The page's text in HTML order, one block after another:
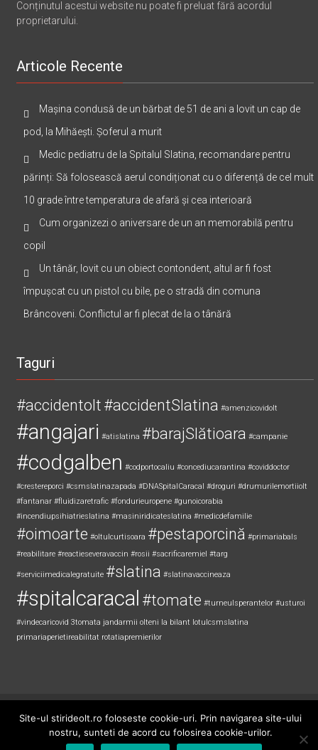
Conținutul acestui website nu poate fi preluat fără acordul
proprietarului.
Articole Recente
Mașina condusă de un bărbat de 51 de ani a lovit un cap de
pod, la Mihăești. Șoferul a murit
Medic pediatru de la Spitalul Slatina, recomandare pentru
părinți: Să folosească aerul condiționat cu o diferență de cel mult
10 grade între temperatura de afară și cea interioară
Cum organizezi o aniversare de un an memorabilă pentru
copil
Un tânăr, lovit cu un obiect contondent, altul ar fi fost
împușcat cu un pistol cu bile, pe o stradă din comuna
Brâncoveni. Conflictul ar fi plecat de la o tânără
Taguri
#accidentolt #accidentSlatina #amenzicovidolt
#angajari #atislatina #barajSlătioara #campanie
#codgalben #codportocaliu #concediucarantina #coviddoctor
#crestereporci #csmslatinazapada #DNASpitalCaracal #droguri #drumurilemortiiolt
#fantanar #fluidizaretrafic #fondurieuropene #gunoicorabia
#incendiupsihiatrieslatina #masiniridicateslatina #medicdefamilie
#oimoarte #oltulcurtisoara #pestaporcină #primariabals
#reabilitare #reactieseveravaccin #rosii #sacrificaremiel #targ
#serviciimedicalegratuite #slatina #slatinavaccineaza
#spitalcaracal #tomate #turneulsperantelor #usturoi
#vindecaricovid 3tomata jandarmii olteni la bilant lotulcsmslatina
primariaperietireabilitat rotatiapremierilor
ThemeGrill. Powered byWordPress.
Site-ul stirideolt.ro foloseste cookie-uri. Prin navigarea site-ului
nostru, sunteti de acord cu folosirea cookie-urilor.